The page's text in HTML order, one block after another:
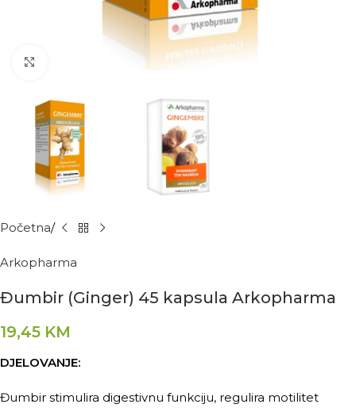
Početna
Arkopharma
Đumbir (Ginger) 45 kapsula Arkopharma
19,45 KM
DJELOVANJE:
Đumbir stimulira digestivnu funkciju, regulira motilitet